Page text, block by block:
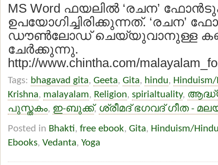
MS Word ഫയലില്‍ ‘രചന’
ഉപയോഗിച്ചിരിക്കുന്നത്. ‘രചന’
ഡൗണ്‍ലോഡ് ചെയ്യുവാനുള്ള കണ്ണി
ചേര്‍ക്കുന്നു.
http://www.chintha.com/
Tags: bhagavad gita, Geeta, Gita, hindu,
Krishna, malayalam, Religion, spirialtuality,
പുസ്തകം, ഇ-ബുക്ക്, ശ്രീമദ് ഭഗവദ് ഗീത -
Posted in Bhakti, free ebook, Gita, Hinduism/
Ebooks, Vedanta, Yoga